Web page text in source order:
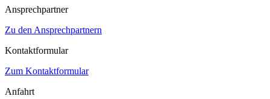
Ansprechpartner
Zu den Ansprechpartnern
Kontaktformular
Zum Kontaktformular
Anfahrt